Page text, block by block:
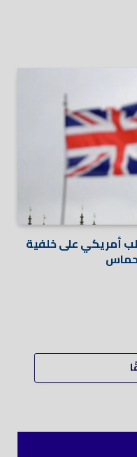
أمريكي على خلفية
حماس